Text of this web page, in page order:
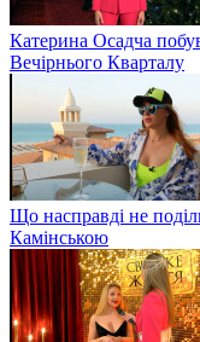
Катерина Осадча
Вечірнього Кварталу
Що насправді не
Камінською